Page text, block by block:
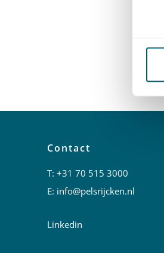
Contact
T:+31 70 515 3000
E: info@pelsrijcken.nl
Linkedin